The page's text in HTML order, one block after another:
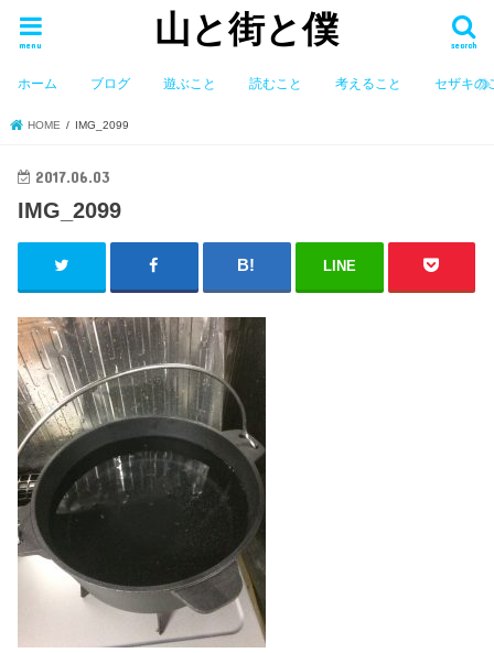
山と街と僕 search
menu
ホーム ブログ 遊ぶこと 読むこと 考えること セザキの
HOME IMG_2099
2017.06.03
IMG_2099
LINE